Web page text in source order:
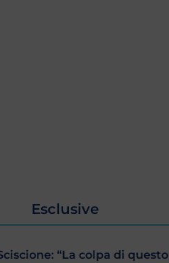
Esclusive
“La colpa di questo